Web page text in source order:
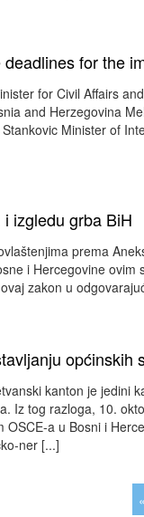
for the
for Civil Affairs
and Herzegovina
Minister of
izgledu grba BiH
prema
i Hercegovine
zakon u
općinskih
kanton je jedini
Iz tog razloga, 10.
OSCE-a u Bosni i
ner [...]
«